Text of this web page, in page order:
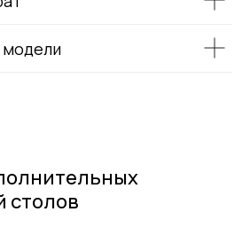
модели
столов